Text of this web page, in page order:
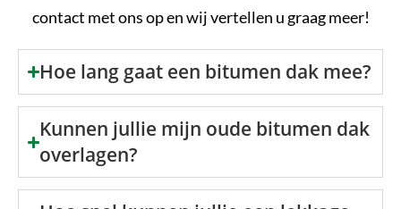
contact met ons op en wij vertellen u graag meer!
Hoe lang gaat een bitumen dak mee?
Kunnen jullie mijn oude bitumen dak
overlagen?